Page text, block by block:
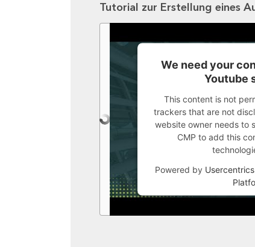
Tutorial zur Erstellung eines
We need your
Youtube
This content is not
trackers that are not
website owner needs to
CMP to add this
Powered by